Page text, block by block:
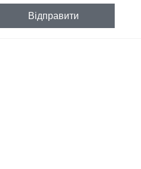
Відправити